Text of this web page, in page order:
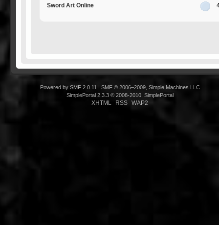
Sword Art Online
Powered by SMF 2.0.11
SMF © 2006–2009, Simple Machines LLC
SimplePortal 2.3.3 © 2008-2010, SimplePortal
XHTML RSS WAP2